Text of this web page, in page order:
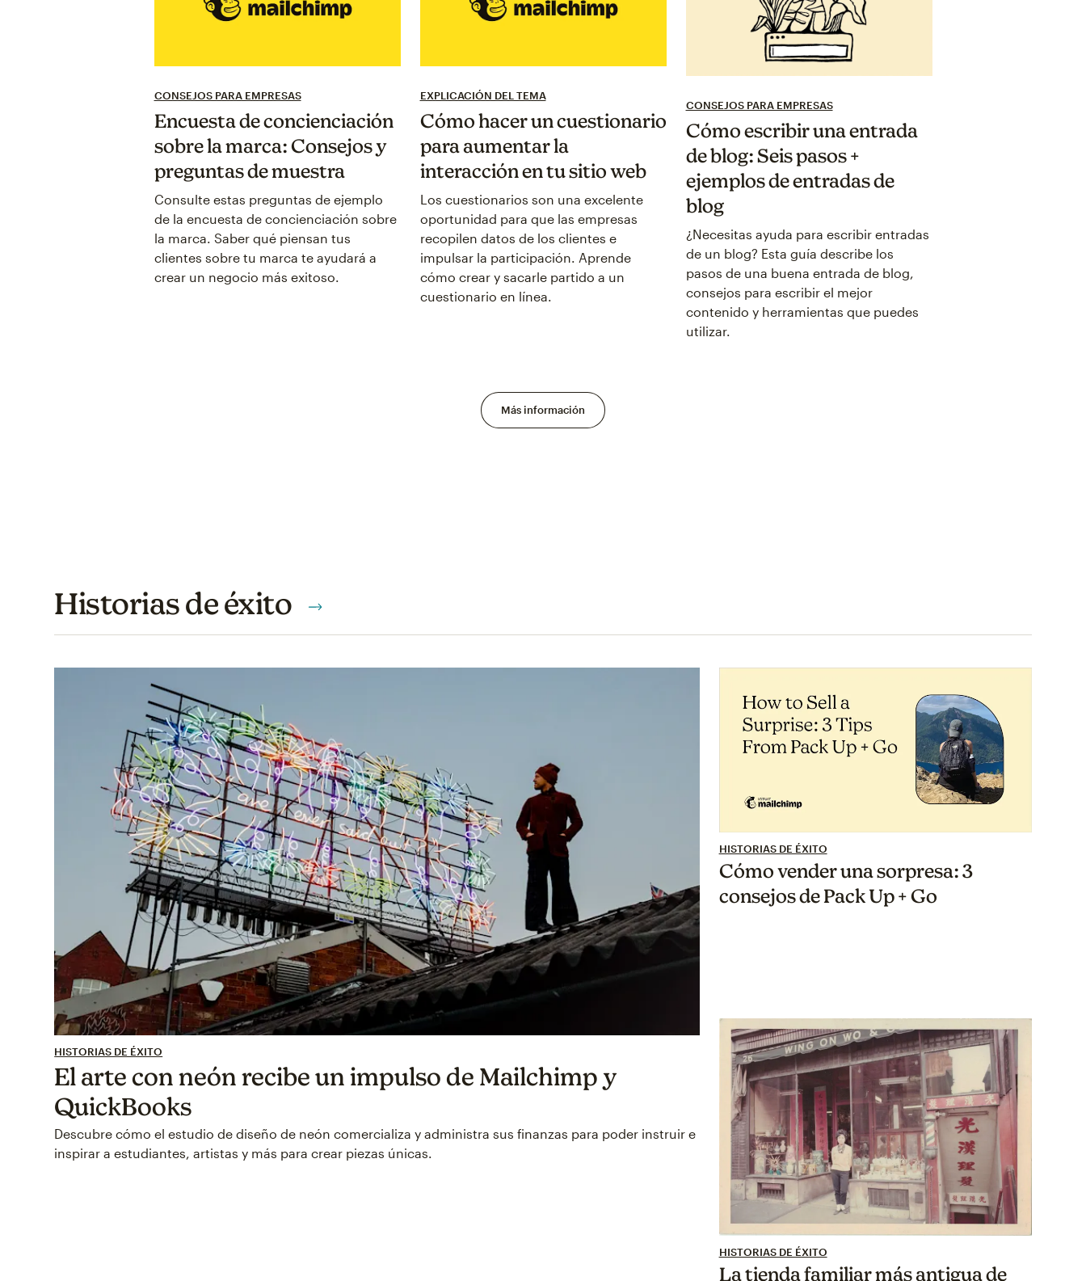
CONSEJOS PARA EMPRESAS
Encuesta de concienciación
sobre la marca: Consejos y
preguntas de muestra
Consulte estas preguntas de ejemplo
de la encuesta de concienciación sobre
la marca. Saber qué piensan tus
clientes sobre tu marca te ayudará a
crear un negocio más exitoso.
EXPLICACIÓN DEL TEMA
Cómo hacer un cuestionario
para aumentar la
interacción en tu sitio web
Los cuestionarios son una excelente
oportunidad para que las empresas
recopilen datos de los clientes e
impulsar la participación. Aprende
cómo crear y sacarle partido a un
cuestionario en línea.
CONSEJOS PARA EMPRESAS
Cómo escribir una entrada
de blog: Seis pasos +
ejemplos de entradas de
blog
¿Necesitas ayuda para escribir entradas
de un blog? Esta guía describe los
pasos de una buena entrada de blog,
consejos para escribir el mejor
contenido y herramientas que puedes
utilizar.
Más información
Historias de éxito
HISTORIAS DE ÉXITO
El arte con neón recibe un impulso de Mailchimp y
QuickBooks
Descubre cómo el estudio de diseño de neón comercializa y administra sus finanzas para poder instruir e
inspirar a estudiantes, artistas y más para crear piezas únicas.
HISTORIAS DE ÉXITO
Cómo vender una sorpresa: 3
consejos de Pack Up + Go
HISTORIAS DE ÉXITO
La tienda familiar más antigua de